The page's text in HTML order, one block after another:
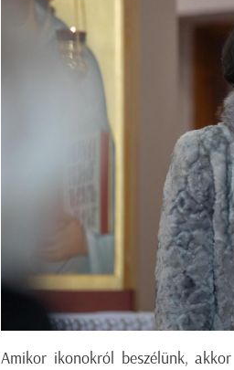
Amikor ikonokról beszélünk,